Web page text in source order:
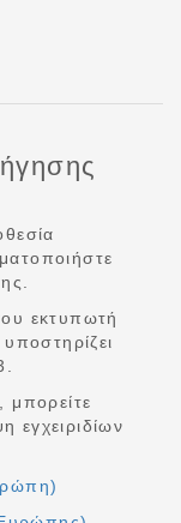
εκτυπωτή
μπορείτε
εγχειριδίων